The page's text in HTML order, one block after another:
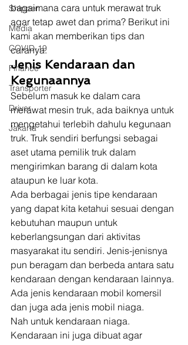
Shipper
Media
COVID-19
Finance
Transporter
Driver
Jakarta
bagaimana cara untuk merawat truk
agar tetap awet dan prima? Berikut ini
kami akan memberikan tips dan
caranya.
Jenis Kendaraan dan
Kegunaannya
Sebelum masuk ke dalam cara
merawat mesin truk, ada baiknya untuk
mengetahui terlebih dahulu kegunaan
truk. Truk sendiri berfungsi sebagai
aset utama pemilik truk dalam
mengirimkan barang di dalam kota
ataupun ke luar kota.
Ada berbagai jenis tipe kendaraan
yang dapat kita ketahui sesuai dengan
kebutuhan maupun untuk
keberlangsungan dari aktivitas
masyarakat itu sendiri. Jenis-jenisnya
pun beragam dan berbeda antara satu
kendaraan dengan kendaraan lainnya.
Ada jenis kendaraan mobil komersil
dan juga ada jenis mobil niaga.
Nah untuk kendaraan niaga.
Kendaraan ini juga dibuat agar